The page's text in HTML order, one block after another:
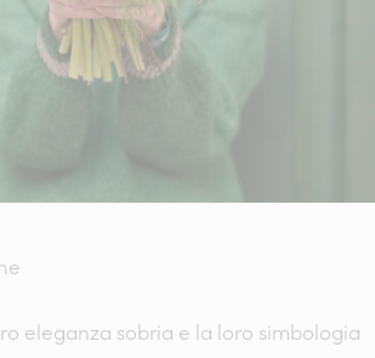
eleganza sobria e la loro simbologia